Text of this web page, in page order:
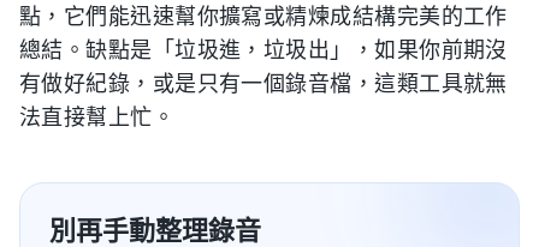
點，它們能迅速幫你擴寫或精煉成結構完美的工作
總結。缺點是「垃圾進，垃圾出」，如果你前期沒
有做好紀錄，或是只有一個錄音檔，這類工具就無
法直接幫上忙。
別再手動整理錄音